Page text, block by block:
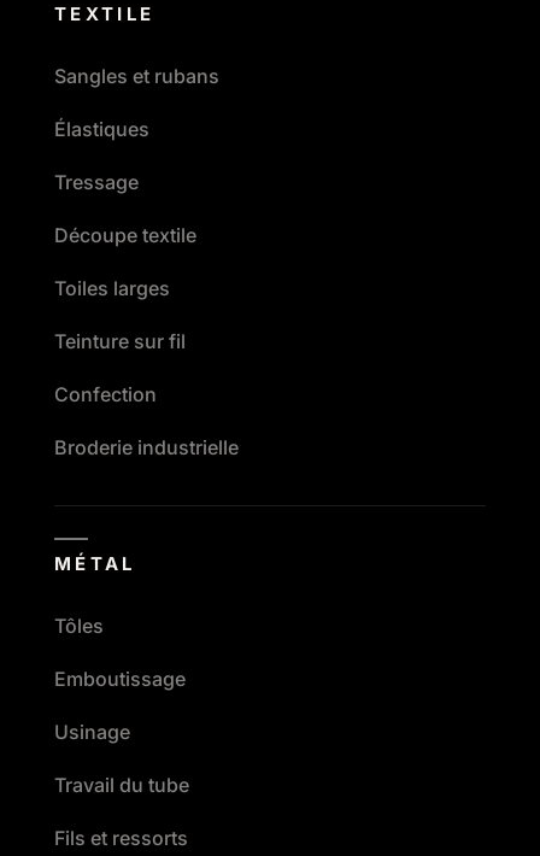
TEXTILE
Sangles et rubans
Élastiques
Tressage
Découpe textile
Toiles larges
Teinture sur fil
Confection
Broderie industrielle
MÉTAL
Tôles
Emboutissage
Usinage
Travail du tube
Fils et ressorts